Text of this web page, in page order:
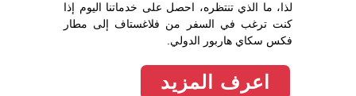
لذا، ما الذي تنتظره، احصل على خدماتنا اليوم إذا
كنت ترغب في السفر من فلاغستاف إلى مطار
فكس سكاي هاربور الدولي.
اعرف المزيد